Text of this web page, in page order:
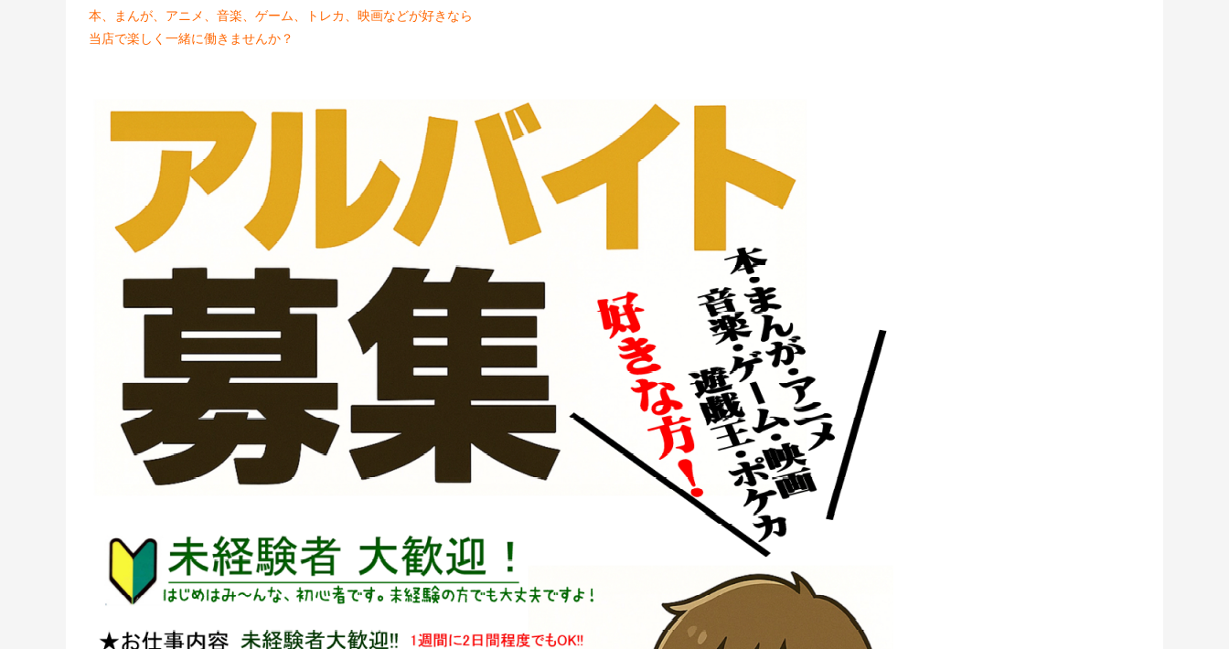
本、まんが、アニメ、音楽、ゲーム、トレカ、映画などが好きなら
当店で楽しく一緒に働きませんか？